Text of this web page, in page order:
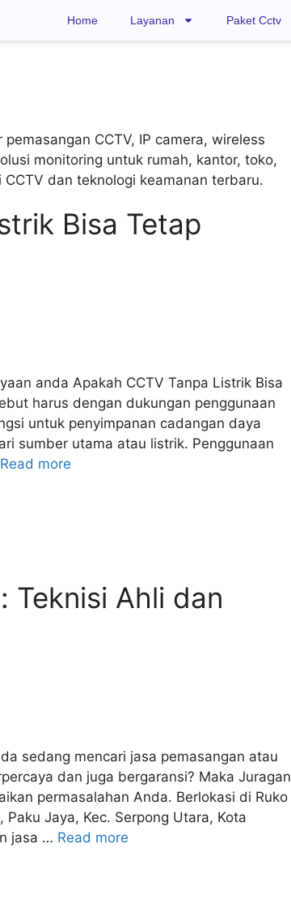
Home Layanan Paket Cctv
CCTV, IP camera, wireless
monitoring untuk rumah, kantor, toko,
dan teknologi keamanan terbaru.
Bisa Tetap
anda Apakah CCTV Tanpa Listrik Bisa
harus dengan dukungan penggunaan
untuk penyimpanan cadangan daya
sumber utama atau listrik. Penggunaan
Read more
Teknisi Ahli dan
sedang mencari jasa pemasangan atau
dan juga bergaransi? Maka Juragan
permasalahan Anda. Berlokasi di Ruko
Jaya, Kec. Serpong Utara, Kota
jasa … Read more